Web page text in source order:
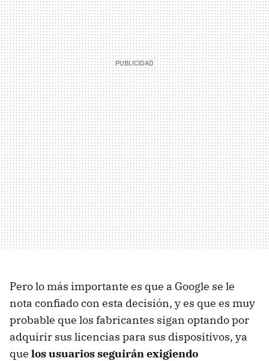
Pero lo más importante es que a Google se le
nota confiado con esta decisión, y es que es muy
probable que los fabricantes sigan optando por
adquirir sus licencias para sus dispositivos, ya
que los usuarios seguirán exigiendo